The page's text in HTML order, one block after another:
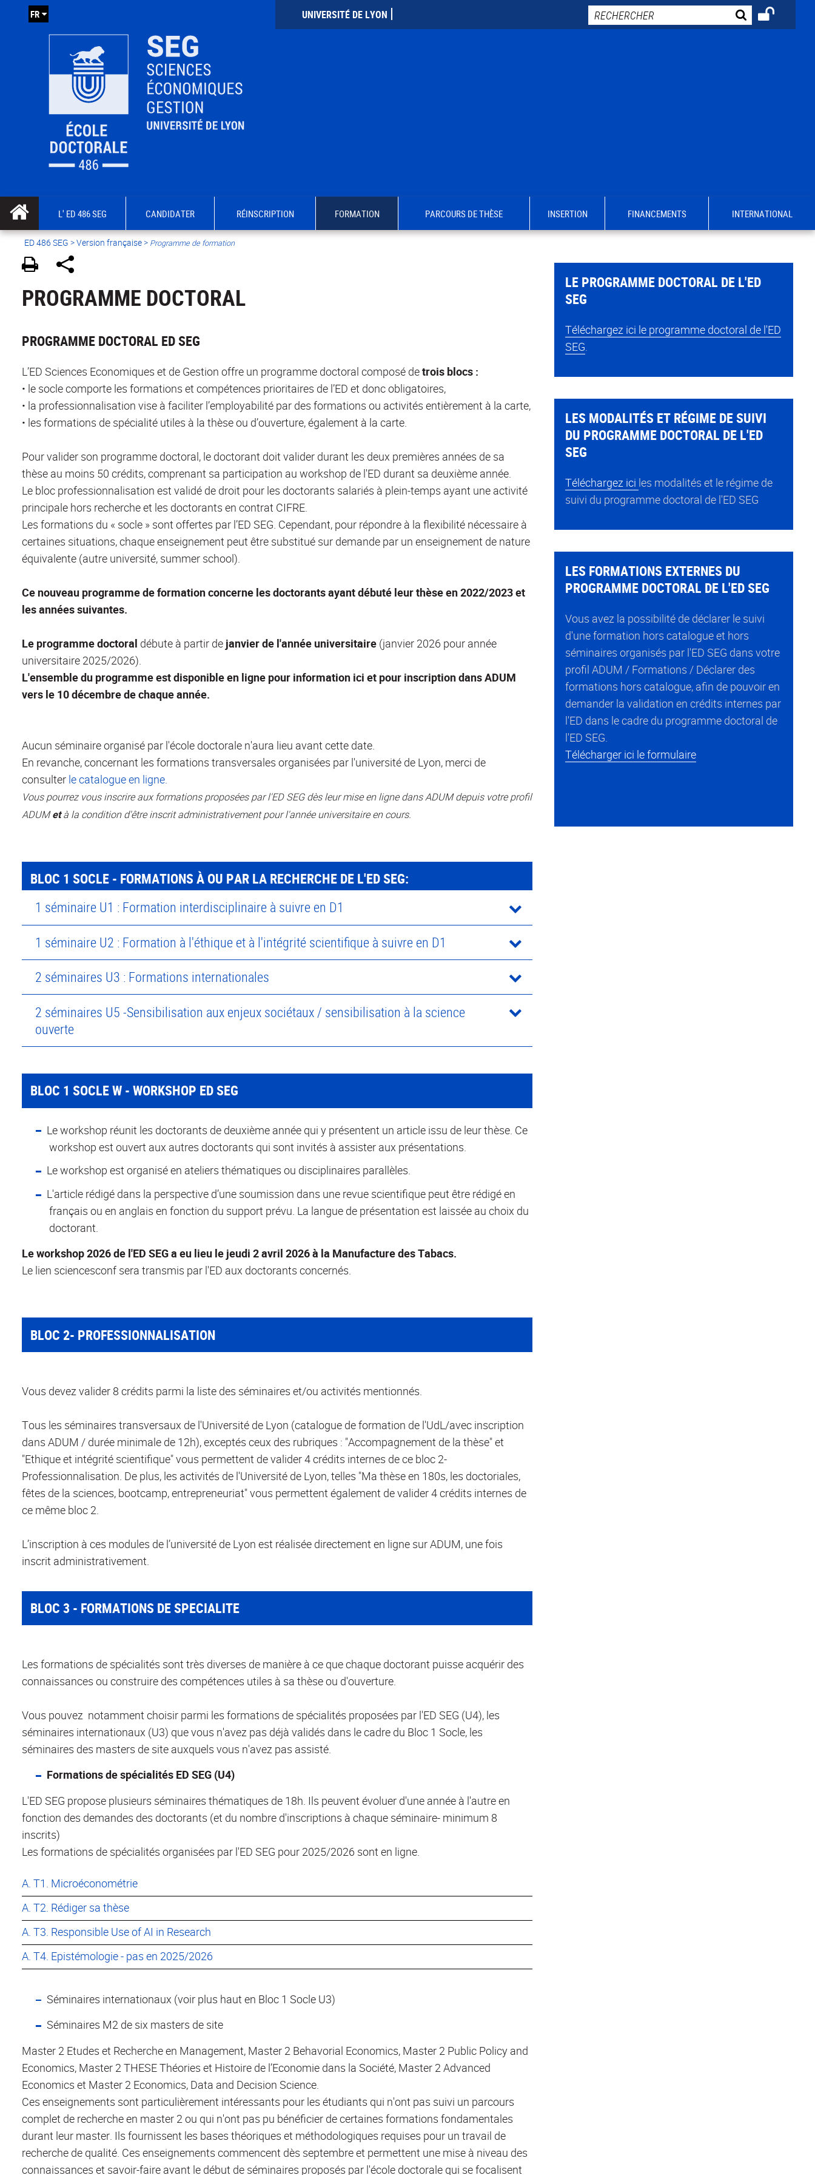
UNIVERSITÉ DE LYON
FR
L' ED 486 SEG CANDIDATER RÉINSCRIPTION FORMATION PARCOURS DE THÈSE INSERTION FINANCEMENTS INTERNATIONAL
ED 486 SEG >Version française> Programme de formation
PROGRAMME DOCTORAL
PROGRAMME DOCTORAL ED SEG
L’ED Sciences Economiques et de Gestion offre un programme doctoral composé detrois blocs :
• le socle comporte les formations et compétences prioritaires de l’ED et donc obligatoires,
• la professionnalisation vise à faciliter l’employabilité par des formations ou activités entièrement à la carte,
• les formations de spécialité utiles à la thèse ou d’ouverture, également à la carte.
Pour valider son programme doctoral, le doctorant doit valider durant les deux premières années de sa
thèse au moins 50 crédits, comprenant sa participation au workshop de l'ED durant sa deuxième année.
Le bloc professionnalisation est validé de droit pour les doctorants salariés à plein-temps ayant une activité
principale hors recherche et les doctorants en contrat CIFRE.
Les formations du « socle » sont offertes par l’ED SEG. Cependant, pour répondre à la flexibilité nécessaire à
certaines situations, chaque enseignement peut être substitué sur demande par un enseignement de nature
équivalente (autre université, summer school).
Ce nouveau programme de formation concerne les doctorants ayant débuté leur thèse en 2022/2023 et
les années suivantes.
Le programme doctoral débute à partir de janvier de l'année universitaire (janvier 2026 pour année
universitaire 2025/2026).
L'ensemble du programme est disponible en ligne pour information ici et pour inscription dans ADUM
vers le 10 décembre de chaque année.
Aucun séminaire organisé par l'école doctorale n'aura lieu avant cette date.
En revanche, concernant les formations transversales organisées par l'université de Lyon, merci de
consulter le catalogue en ligne.
Vous pourrez vous inscrire aux formations proposées par l'ED SEG dès leur mise en ligne dans ADUM depuis votre profil
ADUMetà la condition d'être inscrit administrativement pour l'année universitaire en cours.
BLOC 1 SOCLE - FORMATIONS À OU PAR LA RECHERCHE DE L'ED SEG:
1 séminaire U1 : Formation interdisciplinaire à suivre en D1
1 séminaire U2 : Formation à l'éthique et à l'intégrité scientifique à suivre en D1
2 séminaires U3 : Formations internationales
2 séminaires U5 -Sensibilisation aux enjeux sociétaux / sensibilisation à la science
ouverte
BLOC 1 SOCLE W - WORKSHOP ED SEG
Le workshop réunit les doctorants de deuxième année qui y présentent un article issu de leur thèse. Ce
workshop est ouvert aux autres doctorants qui sont invités à assister aux présentations.
Le workshop est organisé en ateliers thématiques ou disciplinaires parallèles.
L'article rédigé dans la perspective d’une soumission dans une revue scientifique peut être rédigé en
français ou en anglais en fonction du support prévu. La langue de présentation est laissée au choix du
doctorant.
Le workshop 2026 de l'ED SEG a eu lieu le jeudi 2 avril 2026 à la Manufacture des Tabacs.
Le lien sciencesconf sera transmis par l'ED aux doctorants concernés.
BLOC 2- PROFESSIONNALISATION
Vous devez valider 8 crédits parmi la liste des séminaires et/ou activités mentionnés.
Tous les séminaires transversaux de l'Université de Lyon (catalogue de formation de l'UdL/avec inscription
dans ADUM / durée minimale de 12h), exceptés ceux des rubriques : "Accompagnement de la thèse" et
"Ethique et intégrité scientifique" vous permettent de valider 4 crédits internes de ce bloc 2-
Professionnalisation. De plus, les activités de l'Université de Lyon, telles "Ma thèse en 180s, les doctoriales,
fêtes de la sciences, bootcamp, entrepreneuriat" vous permettent également de valider 4 crédits internes de
ce même bloc 2.
L’inscription à ces modules de l’université de Lyon est réalisée directement en ligne sur ADUM, une fois
inscrit administrativement.
BLOC 3 - FORMATIONS DE SPECIALITE
Les formations de spécialités sont très diverses de manière à ce que chaque doctorant puisse acquérir des
connaissances ou construire des compétences utiles à sa thèse ou d'ouverture.
Vous pouvez notamment choisir parmi les formations de spécialités proposées par l'ED SEG (U4), les
séminaires internationaux (U3) que vous n'avez pas déjà validés dans le cadre du Bloc 1 Socle, les
séminaires des masters de site auxquels vous n'avez pas assisté.
Formations de spécialités ED SEG (U4)
L'ED SEG propose plusieurs séminaires thématiques de 18h. Ils peuvent évoluer d'une année à l'autre en
fonction des demandes des doctorants (et du nombre d'inscriptions à chaque séminaire- minimum 8
inscrits)
Les formations de spécialités organisées par l'ED SEG pour 2025/2026 sont en ligne.
A. T1. Microéconométrie
A. T2. Rédiger sa thèse
A. T3. Responsible Use of AI in Research
A. T4. Epistémologie - pas en 2025/2026
Séminaires internationaux (voir plus haut en Bloc 1 Socle U3)
Séminaires M2 de six masters de site
Master 2 Etudes et Recherche en Management, Master 2 Behavorial Economics, Master 2 Public Policy and
Economics, Master 2 THESE Théories et Histoire de l’Economie dans la Société, Master 2 Advanced
Economics et Master 2 Economics, Data and Decision Science.
Ces enseignements sont particulièrement intéressants pour les étudiants qui n'ont pas suivi un parcours
complet de recherche en master 2 ou qui n'ont pas pu bénéficier de certaines formations fondamentales
durant leur master. Ils fournissent les bases théoriques et méthodologiques requises pour un travail de
recherche de qualité. Ces enseignements commencent dès septembre et permettent une mise à niveau des
connaissances et savoir-faire avant le début de séminaires proposés par l'école doctorale qui se focalisent
LE PROGRAMME DOCTORAL DE L'ED
SEG
Téléchargez ici le programme doctoral de l'ED
SEG.
LES MODALITÉS ET RÉGIME DE SUIVI
DU PROGRAMME DOCTORAL DE L'ED
SEG
Téléchargez ici les modalités et le régime de
suivi du programme doctoral de l'ED SEG
LES FORMATIONS EXTERNES DU
PROGRAMME DOCTORAL DE L'ED SEG
Vous avez la possibilité de déclarer le suivi
d'une formation hors catalogue et hors
séminaires organisés par l'ED SEG dans votre
profil ADUM / Formations / Déclarer des
formations hors catalogue, afin de pouvoir en
demander la validation en crédits internes par
l'ED dans le cadre du programme doctoral de
l'ED SEG.
Télécharger ici le formulaire